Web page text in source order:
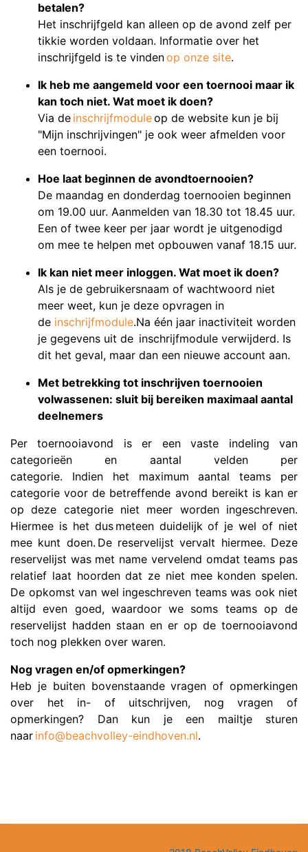
betalen?
Het inschrijfgeld kan alleen op de avond zelf per
tikkie worden voldaan. Informatie over het
inschrijfgeld is te vindenop onze site.
Ik heb me aangemeld voor een toernooi maar ik
kan toch niet. Wat moet ik doen?
Via de inschrijfmoduleop de website kun je bij
"Mijn inschrijvingen" je ook weer afmelden voor
een toernooi.
Hoe laat beginnen de avondtoernooien?
De maandag en donderdag toernooien beginnen
om 19.00 uur. Aanmelden van 18.30 tot 18.45 uur.
Een of twee keer per jaar wordt je uitgenodigd
om mee te helpen met opbouwen vanaf 18.15 uur.
Ik kan niet meer inloggen. Wat moet ik doen?
Als je de gebruikersnaam of wachtwoord niet
meer weet, kun je deze opvragen in
de inschrijfmodule.Na één jaar inactiviteit worden
je gegevens uit de inschrijfmodule verwijderd. Is
dit het geval, maar dan een nieuwe account aan.
Met betrekking tot inschrijven toernooien
volwassenen: sluit bij bereiken maximaal aantal
deelnemers
Per toernooiavond is er een vaste indeling van
categorieën en aantal velden per
categorie. Indien het maximum aantal teams per
categorie voor de betreffende avond bereikt is kan er
op deze categorie niet meer worden ingeschreven.
Hiermee is het dus meteen duidelijk of je wel of niet
mee kunt doen. De reservelijst vervalt hiermee. Deze
reservelijst was met name vervelend omdat teams pas
relatief laat hoorden dat ze niet mee konden spelen.
De opkomst van wel ingeschreven teams was ook niet
altijd even goed, waardoor we soms teams op de
reservelijst hadden staan en er op de toernooiavond
toch nog plekken over waren.
Nog vragen en/of opmerkingen?
Heb je buiten bovenstaande vragen of opmerkingen
over het in- of uitschrijven, nog vragen of
opmerkingen? Dan kun je een mailtje sturen
naar info@beachvolley-eindhoven.nl.